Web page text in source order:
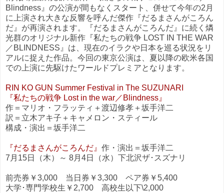
Blindness』の公演が間もなくスタート、併せて今年の2月
に上演され大きな反響を呼んだ傑作『だるまさんがころん
だ』が再演されます。『だるまさんがころんだ』に続く燐
光群のオリジナル新作『私たちの戦争 LOST IN THE WAR
／BLINDNESS』は、現在のイラクや日本を巡る状況をリ
アルに捉えた作品。今回の東京公演は、夏以降の欧米各国
での上演に先駆けたワールドプレミアとなります。
RIN KO GUN Summer Festival in The SUZUNARI
『私たちの戦争 Lost in the war／Blindness』
作＝マリオ・フラッティ＋渡辺修孝＋坂手洋二
訳＝立木アキ子＋キャメロン・スティール
構成・演出＝坂手洋二
『だるまさんがころんだ』 作・演出＝坂手洋二
7月15日（木）～ 8月4日（水）下北沢ザ･スズナリ
前売券￥3,000 当日券￥3,300 ペア券￥5,400
大学･専門学校生￥2,700 高校生以下\2,000